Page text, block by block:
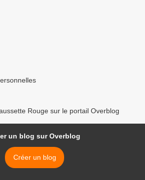
Rouge sur le portail Overblog
un blog sur Overblog
Créer un blog